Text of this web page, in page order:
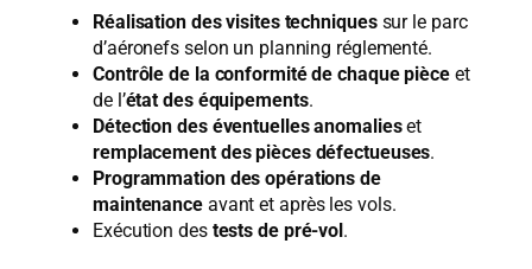
Réalisation des visites techniquessur le parc
d’aéronefs selon un planning réglementé.
Contrôle de la conformité de chaque pièceet
de l’état des équipements.
Détection des éventuelles anomalieset
remplacement des pièces défectueuses.
Programmation des opérations de
maintenanceavant et après les vols.
Exécution des tests de pré-vol.